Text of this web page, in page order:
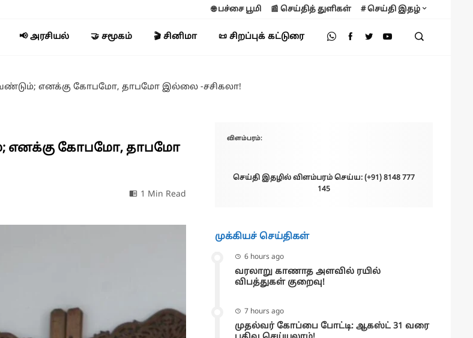
🌐 பச்சை பூமி 📰 செய்தித் துளிகள் # செய்தி இதழ்
📢 அரசியல் 🤝 சமூகம் 🎬 சினிமா 📜 சிறப்புக் கட்டுரை
வேண்டும்; எனக்கு கோபமோ, தாபமோ இல்லை -சசிகலா!
எனக்கு கோபமோ, தாபமோ
1 Min Read
விளம்பரம்:
செய்தி இதழில் விளம்பரம் செய்ய: (+91) 8148 777
145
முக்கியச் செய்திகள்
6 hours ago
வரலாறு காணாத அளவில் ரயில்
விபத்துகள் குறைவு!
7 hours ago
முதல்வர் கோப்பை போட்டி: ஆகஸ்ட் 31 வரை